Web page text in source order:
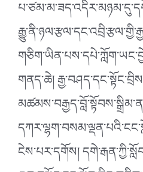
གནད་ཆེ།
ངེས་པར་དགོས།